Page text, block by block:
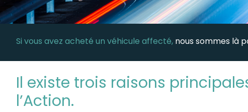
Si vous avez acheté un véhicule affecté, nous sommes là
Il existe trois raisons
l’Action.